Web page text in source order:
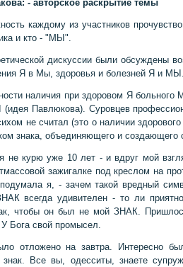
- авторское раскрытие темы
каждому из участников
и кто - "МЫ".
дискуссии были обсуждены
Я в Мы, здоровья и болезней Я и МЫ.
наличия при здоровом Я больного
Павлюкова). Суровцев
не считал (это о наличии
знака, объединяющего и
не курю уже 10 лет - и вдруг мой
зажигалке под креслом на
я, - зачем такой вредный
всегда удивителен - то ли
чтобы он был не мой ЗНАК.
Бога свой промысел.
отложено на завтра. Интересно
Все вы, одесситы, знаете